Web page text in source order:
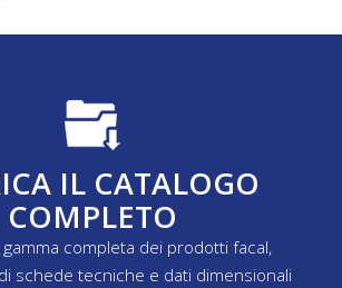
IL CATALOGO
COMPLETO
completa dei prodotti facal,
schede tecniche e dati dimensionali